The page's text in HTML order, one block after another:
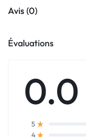
Avis (0)
Évaluations
0.0
5